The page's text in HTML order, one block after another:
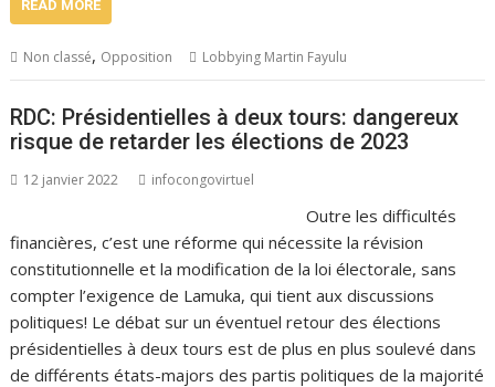
READ MORE
Non classé, Opposition Lobbying Martin Fayulu
RDC: Présidentielles à deux tours: dangereux
risque de retarder les élections de 2023
12 janvier 2022 infocongovirtuel
Outre les difficultés
financières, c’est une réforme qui nécessite la révision
constitutionnelle et la modification de la loi électorale, sans
compter l’exigence de Lamuka, qui tient aux discussions
politiques! Le débat sur un éventuel retour des élections
présidentielles à deux tours est de plus en plus soulevé dans
de différents états-majors des partis politiques de la majorité